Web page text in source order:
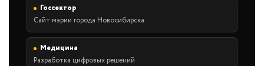
Госсектор
Сайт мэрии города Новосибирска
Медицина
Разработка цифровых решений